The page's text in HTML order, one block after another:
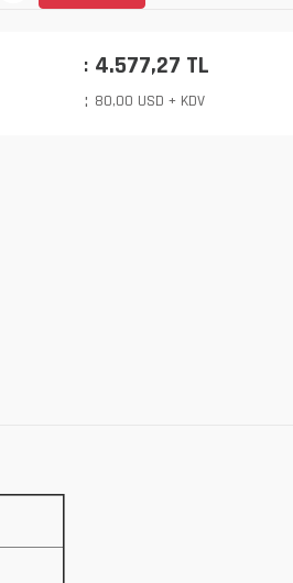
4.577,27 TL
80,00 USD + KDV